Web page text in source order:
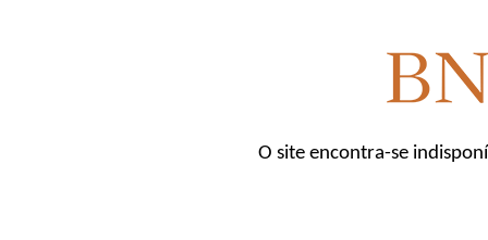
O site encontra-se